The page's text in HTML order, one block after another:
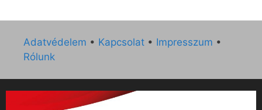
Adatvédelem • Kapcsolat • Impresszum •
Rólunk